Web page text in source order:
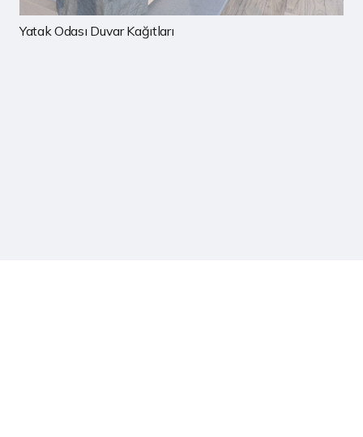
Çocuk Odası Duvar Kağıtları